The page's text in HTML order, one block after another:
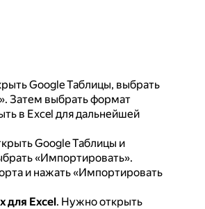
Google Таблицы, выбрать
Затем выбрать формат
в Excel для дальнейшей
Google Таблицы и
«Импортировать».
и нажать «Импортировать
для Excel. Нужно открыть